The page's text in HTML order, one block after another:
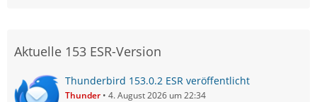
Aktuelle 153 ESR-Version
Thunderbird 153.0.2 ESR veröffentlicht
Thunder 4. August 2026 um 22:34